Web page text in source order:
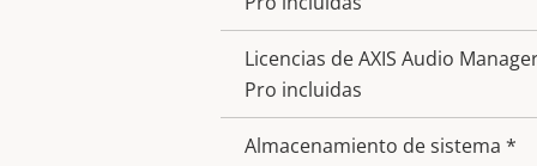
Licencias de AXIS Audio
Pro incluidas
Almacenamiento de sistema *